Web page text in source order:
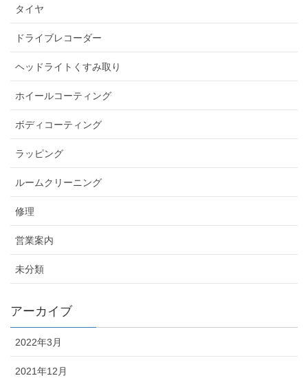
タイヤ
ドライブレコーダー
ヘッドライトくすみ取り
ホイールコーティング
ボディコーティング
ラッピング
ルームクリーニング
修理
営業案内
未分類
アーカイブ
2022年3月
2021年12月